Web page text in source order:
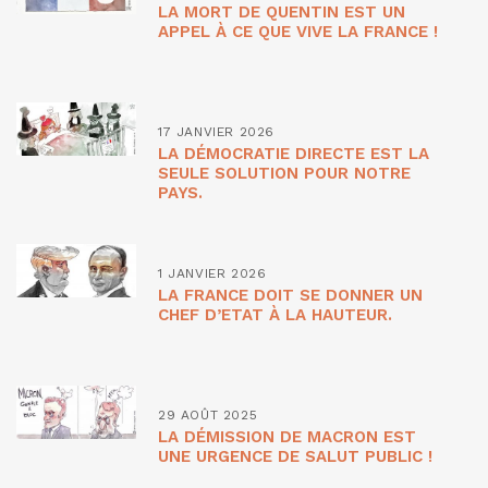
LA MORT DE QUENTIN EST UN
APPEL À CE QUE VIVE LA FRANCE !
17 JANVIER 2026
LA DÉMOCRATIE DIRECTE EST LA
SEULE SOLUTION POUR NOTRE
PAYS.
1 JANVIER 2026
LA FRANCE DOIT SE DONNER UN
CHEF D’ETAT À LA HAUTEUR.
29 AOÛT 2025
LA DÉMISSION DE MACRON EST
UNE URGENCE DE SALUT PUBLIC !